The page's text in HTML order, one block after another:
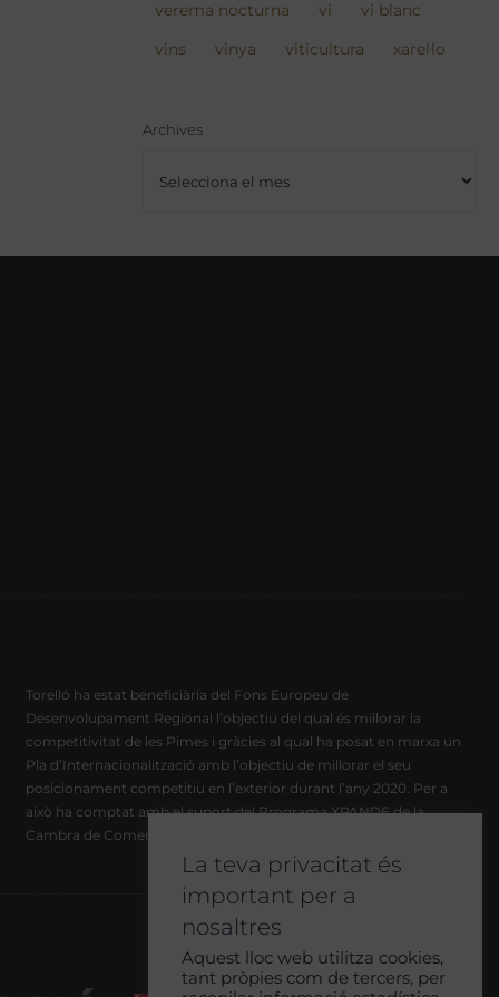
verema nocturna vi vi blanc
vins vinya viticultura xarel·lo
Archives
Torelló ha estat beneficiària del Fons Europeu de
Desenvolupament Regional l’objectiu del qual és millorar la
competitivitat de les Pimes i gràcies al qual ha posat en marxa un
Pla d’Internacionalització amb l’objectiu de millorar el seu
posicionament competitiu en l’exterior durant l’any 2020. Per a
això ha comptat amb el suport del Programa XPANDE de la
Cambra de Comerç de Barcelona.
La teva privacitat és
important per a
nosaltres
Aquest lloc web utilitza cookies,
tant pròpies com de tercers, per